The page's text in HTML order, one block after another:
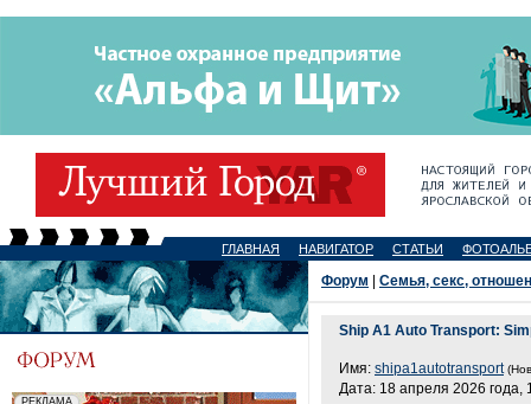
ГЛАВНАЯ НАВИГАТОР СТАТЬИ
Форум Семья, секс,
Ship A1 Auto Transport:
Имя: shipa1autotransport
Дата: 18 апреля 2026 года,